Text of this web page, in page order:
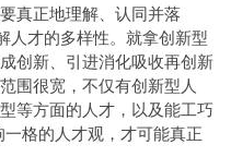
真正地理解、认同并落
人才的多样性。就拿创新型
创新、引进消化吸收再创新
围很宽，不仅有创新型人
等方面的人才，以及能工巧
格的人才观，才可能真正